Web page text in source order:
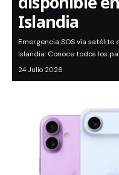
Islandia
Emergencia SOS vía satélite
Islandia. Conoce todos los
24 Julio 2026